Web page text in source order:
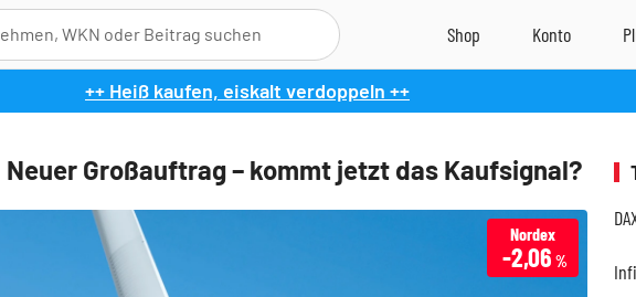
++ Heiß kaufen, eiskalt verdoppeln ++
Großauftrag – kommt jetzt das Kaufsignal?
Nordex
-2,06 %